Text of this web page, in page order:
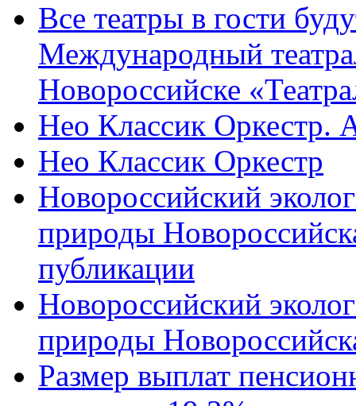
Все театры в гости
Международный
Новороссийске
Нео Классик Оркестр.
Нео Классик Оркестр
Новороссийский
природы
публикации
Новороссийский
природы
Размер выплат